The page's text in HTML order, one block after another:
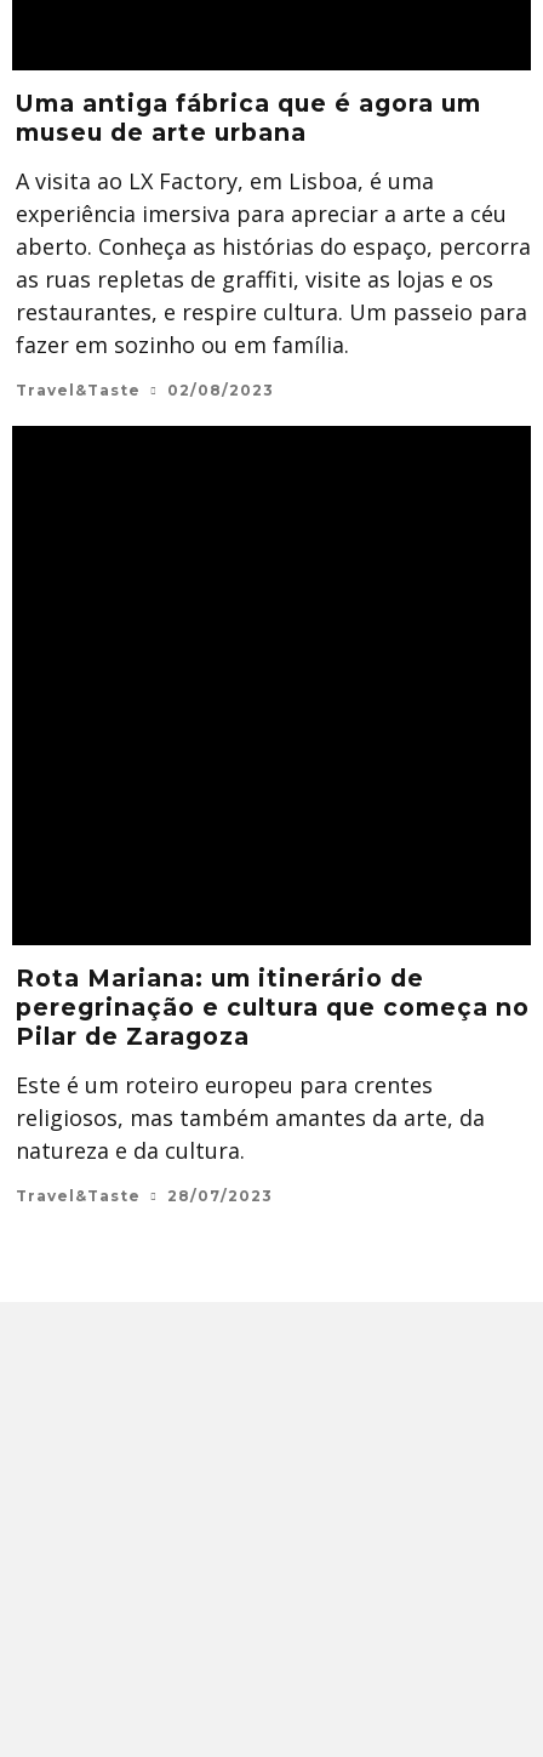
Uma antiga fábrica que é agora um
museu de arte urbana
A visita ao LX Factory, em Lisboa, é uma
experiência imersiva para apreciar a arte a céu
aberto. Conheça as histórias do espaço, percorra
as ruas repletas de graffiti, visite as lojas e os
restaurantes, e respire cultura. Um passeio para
fazer em sozinho ou em família.
Travel&Taste 02/08/2023
Rota Mariana: um itinerário de
peregrinação e cultura que começa no
Pilar de Zaragoza
Este é um roteiro europeu para crentes
religiosos, mas também amantes da arte, da
natureza e da cultura.
Travel&Taste 28/07/2023